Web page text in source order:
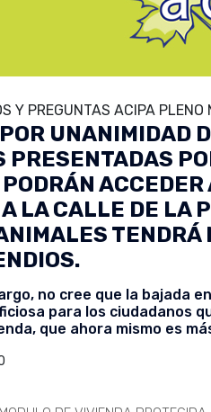
Y PREGUNTAS ACIPA
UNANIMIDAD
PRESENTADAS
LA CALLE DE LA
no cree que la bajada
para los ciudadanos
que ahora mismo es